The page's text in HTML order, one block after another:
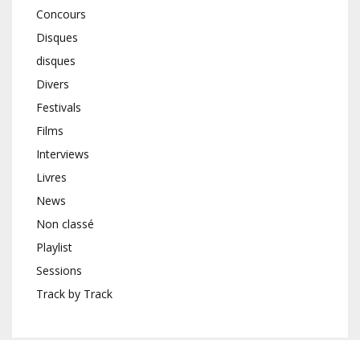
Concours
Disques
disques
Divers
Festivals
Films
Interviews
Livres
News
Non classé
Playlist
Sessions
Track by Track